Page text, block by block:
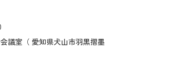
議室（ 愛知県犬山市羽黒摺墨